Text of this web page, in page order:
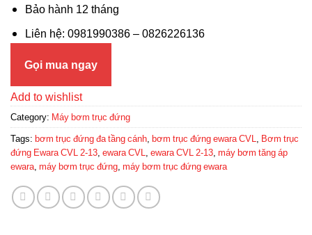
Bảo hành 12 tháng
Liên hệ: 0981990386 – 0826226136
Gọi mua ngay
Add to wishlist
Category: Máy bơm trục đứng
Tags: bơm trục đứng đa tầng cánh, bơm trục đứng ewara CVL, Bơm trục
đứng Ewara CVL 2-13, ewara CVL, ewara CVL 2-13, máy bơm tăng áp
ewara, máy bơm trục đứng, máy bơm trục đứng ewara